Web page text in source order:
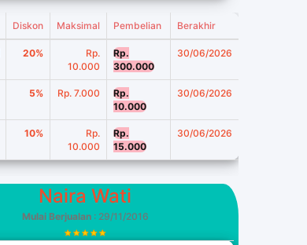
Diskon Maksimal Pembelian Berakhir
20%
Rp.
10.000
Rp.
300.000
30/06/2026
5% Rp. 7.000
Rp.
10.000
30/06/2026
10%
Rp.
10.000
Rp.
15.000
30/06/2026
Naira Wati
Mulai Berjualan: 29/11/2016